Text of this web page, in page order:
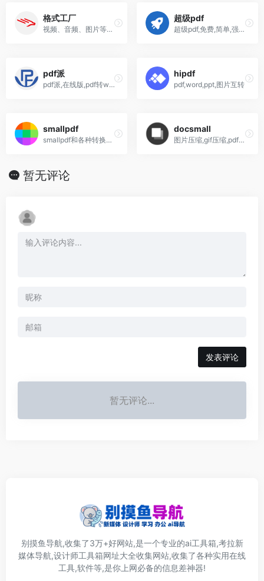
格式工厂
视频、音频、图片等多种格式转换,压缩,图片缩放,旋转,水印,修复
超级pdf
超级pdf,免费,简单,强大的pdf转word,图片,pdf各种格式互转器
pdf派
pdf派,在线版,pdf转word免费,Excel,PPT,图片,Keynote,Excel互转,加密,合并,分割
hipdf
pdf,word,ppt,图片互转
smallpdf
smallpdf和各种转换互转,图片,word,ptt
docsmall
图片压缩,gif压缩,pdf压缩,合并,分割
暂无评论
发表评论
暂无评论...
别摸鱼导航,收集了3万+好网站,是一个专业的ai工具箱,考拉新
媒体导航,设计师工具箱网址大全收集网站,收集了各种实用在线
工具,软件等,是你上网必备的信息差神器!